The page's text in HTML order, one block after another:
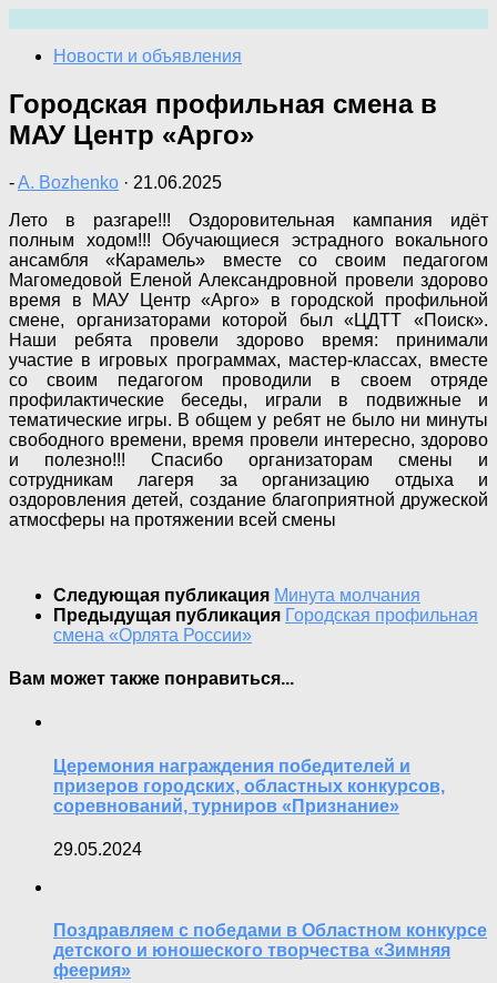
содержимому
Новости и объявления
Городская профильная смена в
МАУ Центр «Арго»
-A. Bozhenko · 21.06.2025
Лето в разгаре!!! Оздоровительная кампания идёт
полным ходом!!! Обучающиеся эстрадного вокального
ансамбля «Карамель» вместе со своим педагогом
Магомедовой Еленой Александровной провели здорово
время в МАУ Центр «Арго» в городской профильной
смене, организаторами которой был «ЦДТТ «Поиск».
Наши ребята провели здорово время: принимали
участие в игровых программах, мастер-классах, вместе
со своим педагогом проводили в своем отряде
профилактические беседы, играли в подвижные и
тематические игры. В общем у ребят не было ни минуты
свободного времени, время провели интересно, здорово
и полезно!!! Спасибо организаторам смены и
сотрудникам лагеря за организацию отдыха и
оздоровления детей, создание благоприятной дружеской
атмосферы на протяжении всей смены
Следующая публикация Минута молчания
Предыдущая публикация Городская профильная
смена «Орлята России»
Вам может также понравиться...
Церемония награждения победителей и
призеров городских, областных конкурсов,
соревнований, турниров «Признание»
29.05.2024
Поздравляем с победами в Областном конкурсе
детского и юношеского творчества «Зимняя
феерия»